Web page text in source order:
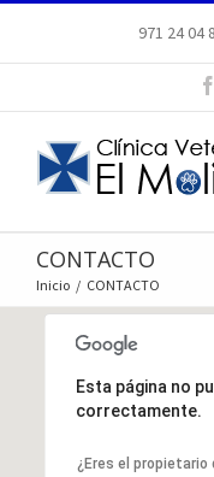
971 24 04
CONTACTO
Inicio / CONTACTO
Esta página no
correctamente.
¿Eres el